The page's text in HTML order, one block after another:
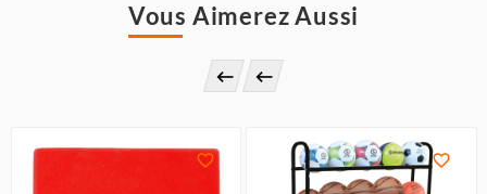
Vous Aimerez Aussi
 
 